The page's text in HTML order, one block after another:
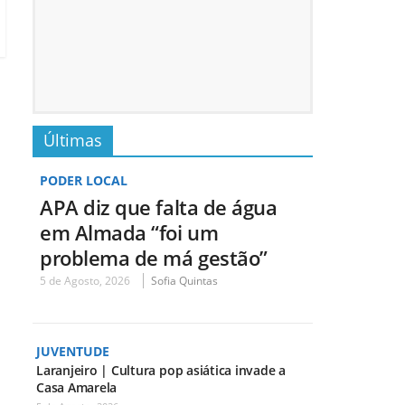
Últimas
PODER LOCAL
APA diz que falta de água
em Almada “foi um
problema de má gestão”
5 de Agosto, 2026 Sofia Quintas
JUVENTUDE
Laranjeiro | Cultura pop asiática invade a
Casa Amarela